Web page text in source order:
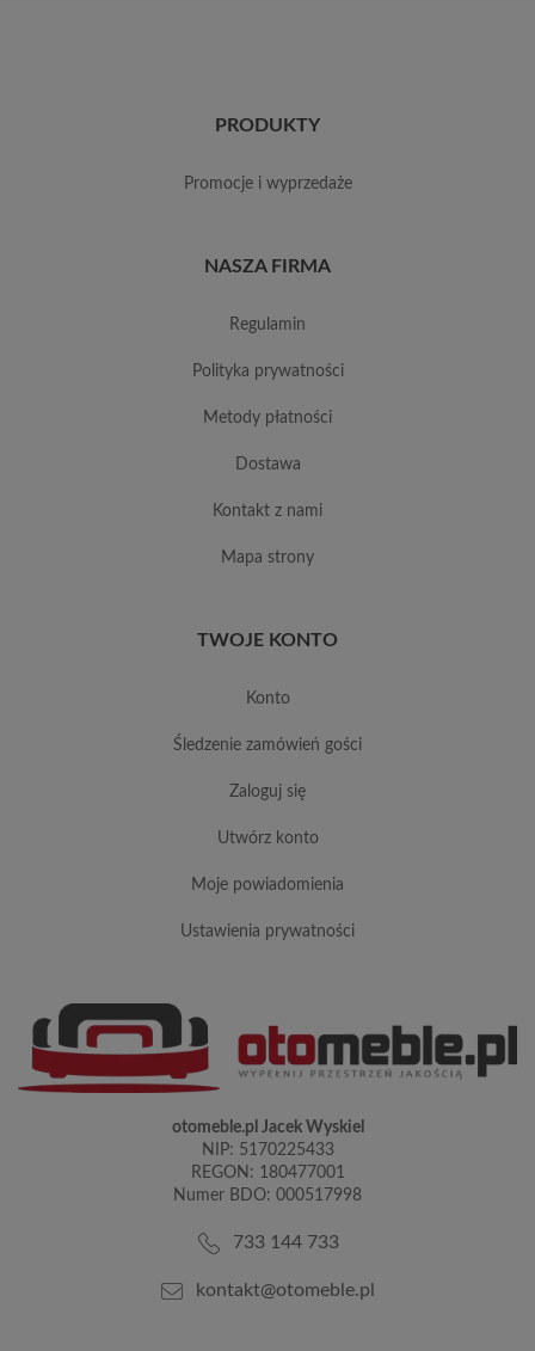
PRODUKTY
promocje i wyprzedaże
NASZA FIRMA
regulamin
polityka prywatności
metody płatności
dostawa
kontakt z nami
mapa strony
TWOJE KONTO
konto
śledzenie zamówień gości
zaloguj się
utwórz konto
moje powiadomienia
ustawienia prywatności
otomeble.pl Jacek Wyskiel
NIP: 5170225433
REGON: 180477001
Numer BDO: 000517998
733 144 733
kontakt@otomeble.pl